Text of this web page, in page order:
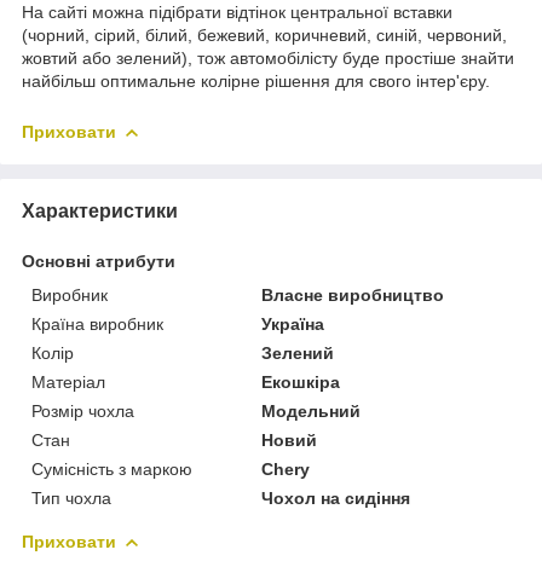
На сайті можна підібрати відтінок центральної вставки
(чорний, сірий, білий, бежевий, коричневий, синій, червоний,
жовтий або зелений), тож автомобілісту буде простіше знайти
найбільш оптимальне колірне рішення для свого інтер'єру.
Приховати
Характеристики
Основні атрибути
Виробник
Власне виробництво
Країна виробник
Україна
Колір
Зелений
Матеріал
Екошкіра
Розмір чохла
Модельний
Стан
Новий
Сумісність з маркою
Chery
Тип чохла
Чохол на сидіння
Приховати